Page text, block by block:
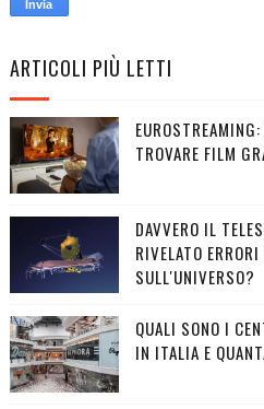
ARTICOLI PIÙ LETTI
TROVARE FILM
DAVVERO IL
RIVELATO
SULL'UNIVERSO?
QUALI SONO I
IN ITALIA E